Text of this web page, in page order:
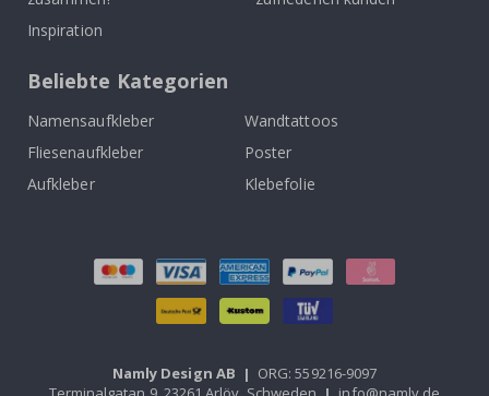
Inspiration
Beliebte Kategorien
Namensaufkleber
Wandtattoos
Fliesenaufkleber
Poster
Aufkleber
Klebefolie
Namly Design AB | ORG: 559216-9097